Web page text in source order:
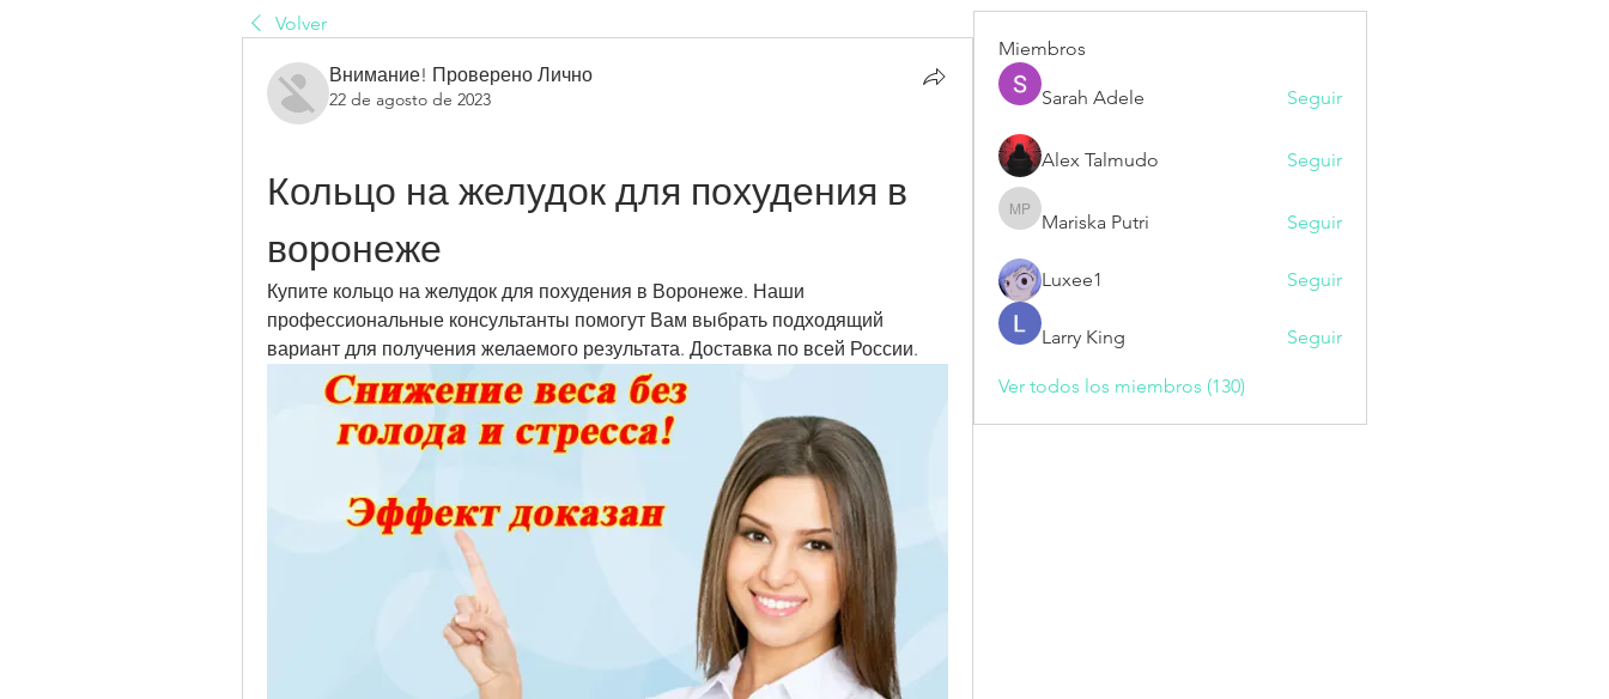
Volver
Внимание! Проверено Лично
22 de agosto de 2023
Кольцо на желудок для похудения в
воронеже
Купите кольцо на желудок для похудения в Воронеже. Наши
профессиональные консультанты помогут Вам выбрать подходящий
вариант для получения желаемого результата. Доставка по всей России.
Miembros
Sarah Adele Seguir
Alex Talmudo Seguir
Mariska Putri
Mariska Putri Seguir
Luxee1 Seguir
Larry King Seguir
Ver todos los miembros (130)